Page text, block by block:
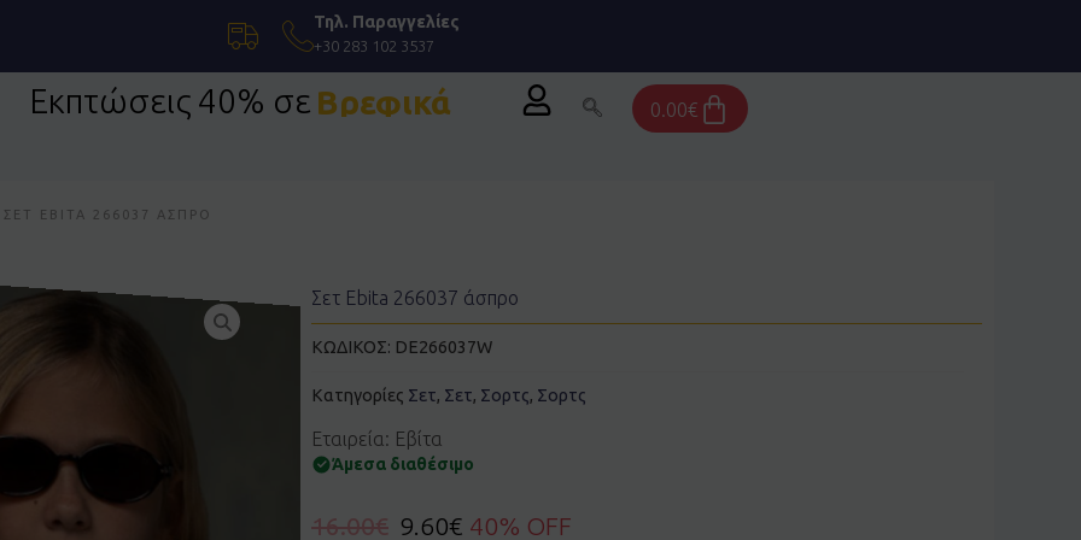
Τηλ. Παραγγελίες
+30 283 102 3537
Εκπτώσεις 40% σε
Βρεφικά
0.00€Cart
EBITA 266037 ΆΣΠΡΟ
Σετ Ebita 266037 άσπρο
ΚΩΔΙΚΟΣ: DE266037W
Κατηγορίες Σετ, Σετ, Σορτς, Σορτς
Εταιρεία: Εβίτα
Άμεσα διαθέσιμο
16.00€ 9.60€ 40% OFF